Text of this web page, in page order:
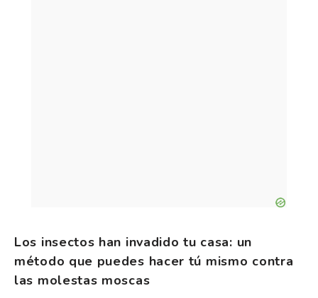
Los insectos han invadido tu casa: un
método que puedes hacer tú mismo contra
las molestas moscas